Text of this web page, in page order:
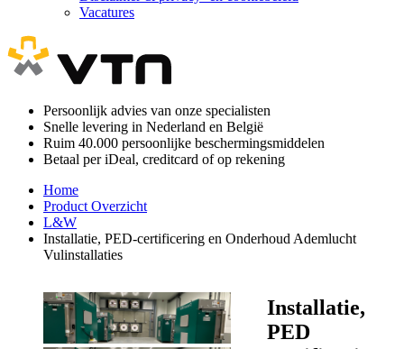
Vacatures
Persoonlijk advies van onze specialisten
Snelle levering in Nederland en België
Ruim 40.000 persoonlijke beschermingsmiddelen
Betaal per iDeal, creditcard of op rekening
Home
Product Overzicht
L&W
Installatie, PED-certificering en Onderhoud Ademlucht
Vulinstallaties
Installatie,
PED